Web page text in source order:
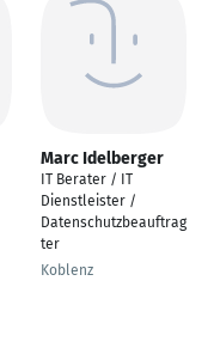
Marc Idelberger
IT Berater / IT
Dienstleister /
Datenschutzbeauftrag
ter
Koblenz